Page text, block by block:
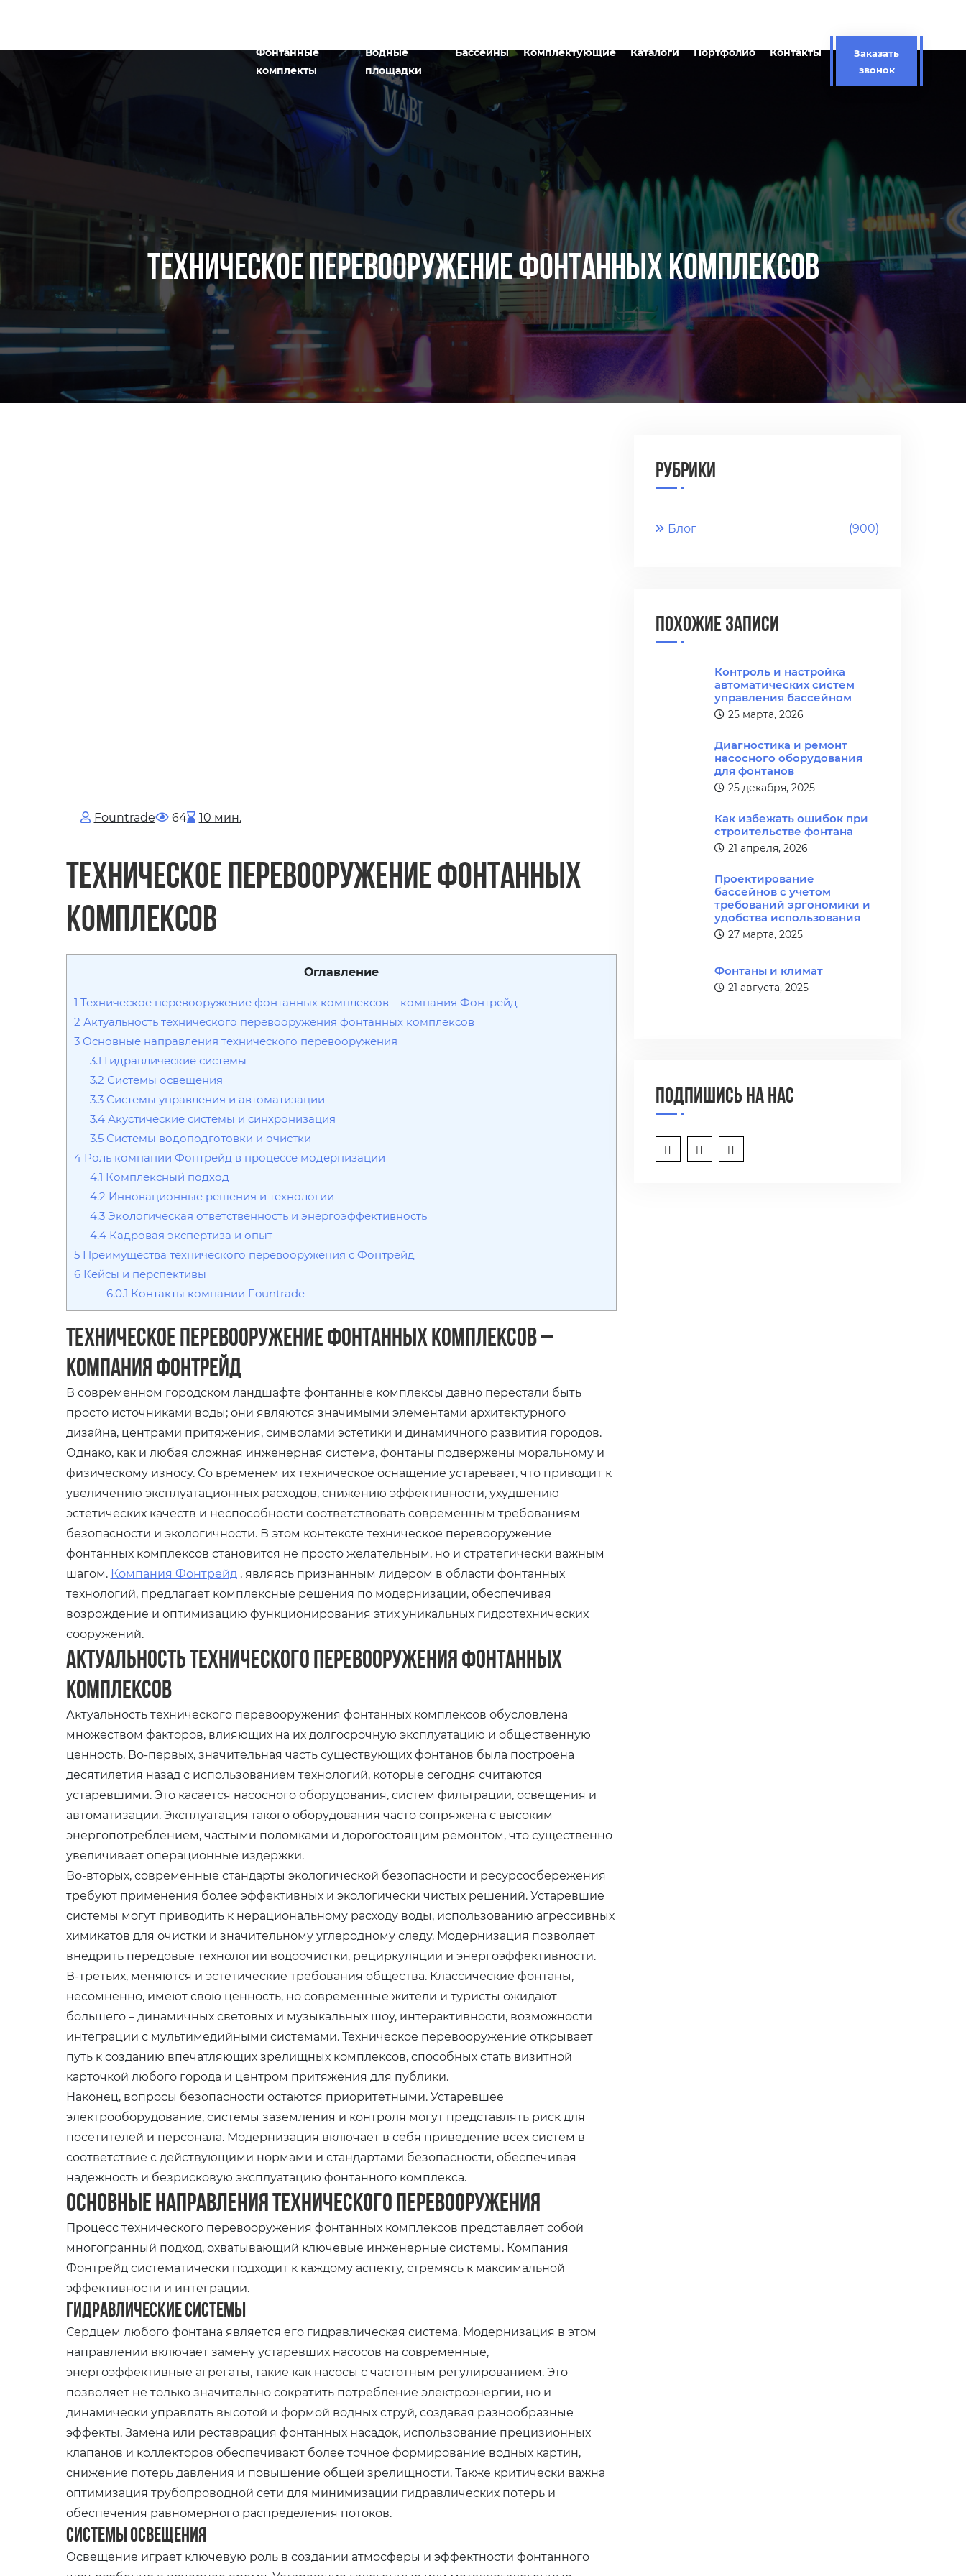
Фонтанные
комплекты
Водные
площадки
Бассейны Комплектующие Каталоги Портфолио Контакты
Заказать
звонок
ТЕХНИЧЕСКОЕ ПЕРЕВООРУЖЕНИЕ ФОНТАННЫХ КОМПЛЕКСОВ
Fоuntrade 64 10 мин.
Техническое перевооружение фонтанных
комплексов
Оглавление
1 Техническое перевооружение фонтанных комплексов – компания Фонтрейд
2 Актуальность технического перевооружения фонтанных комплексов
3Основные направления технического перевооружения
3.1 Гидравлические системы
3.2 Системы освещения
3.3 Системы управления и автоматизации
3.4 Акустические системы и синхронизация
3.5 Системы водоподготовки и очистки
4Роль компании Фонтрейд в процессе модернизации
4.1 Комплексный подход
4.2 Инновационные решения и технологии
4.3 Экологическая ответственность и энергоэффективность
4.4 Кадровая экспертиза и опыт
5Преимущества технического перевооружения с Фонтрейд
6Кейсы и перспективы
6.0.1 Контакты компании Fountrade
Техническое перевооружение фонтанных комплексов –
компания Фонтрейд
В современном городском ландшафте фонтанные комплексы давно перестали быть
просто источниками воды; они являются значимыми элементами архитектурного
дизайна, центрами притяжения, символами эстетики и динамичного развития городов.
Однако, как и любая сложная инженерная система, фонтаны подвержены моральному и
физическому износу. Со временем их техническое оснащение устаревает, что приводит к
увеличению эксплуатационных расходов, снижению эффективности, ухудшению
эстетических качеств и неспособности соответствовать современным требованиям
безопасности и экологичности. В этом контексте техническое перевооружение
фонтанных комплексов становится не просто желательным, но и стратегически важным
шагом. Компания Фонтрейд , являясь признанным лидером в области фонтанных
технологий, предлагает комплексные решения по модернизации, обеспечивая
возрождение и оптимизацию функционирования этих уникальных гидротехнических
сооружений.
Актуальность технического перевооружения фонтанных
комплексов
Актуальность технического перевооружения фонтанных комплексов обусловлена
множеством факторов, влияющих на их долгосрочную эксплуатацию и общественную
ценность. Во-первых, значительная часть существующих фонтанов была построена
десятилетия назад с использованием технологий, которые сегодня считаются
устаревшими. Это касается насосного оборудования, систем фильтрации, освещения и
автоматизации. Эксплуатация такого оборудования часто сопряжена с высоким
энергопотреблением, частыми поломками и дорогостоящим ремонтом, что существенно
увеличивает операционные издержки.
Во-вторых, современные стандарты экологической безопасности и ресурсосбережения
требуют применения более эффективных и экологически чистых решений. Устаревшие
системы могут приводить к нерациональному расходу воды, использованию агрессивных
химикатов для очистки и значительному углеродному следу. Модернизация позволяет
внедрить передовые технологии водоочистки, рециркуляции и энергоэффективности.
В-третьих, меняются и эстетические требования общества. Классические фонтаны,
несомненно, имеют свою ценность, но современные жители и туристы ожидают
большего – динамичных световых и музыкальных шоу, интерактивности, возможности
интеграции с мультимедийными системами. Техническое перевооружение открывает
путь к созданию впечатляющих зрелищных комплексов, способных стать визитной
карточкой любого города и центром притяжения для публики.
Наконец, вопросы безопасности остаются приоритетными. Устаревшее
электрооборудование, системы заземления и контроля могут представлять риск для
посетителей и персонала. Модернизация включает в себя приведение всех систем в
соответствие с действующими нормами и стандартами безопасности, обеспечивая
надежность и безрисковую эксплуатацию фонтанного комплекса.
Основные направления технического перевооружения
Процесс технического перевооружения фонтанных комплексов представляет собой
многогранный подход, охватывающий ключевые инженерные системы. Компания
Фонтрейд систематически подходит к каждому аспекту, стремясь к максимальной
эффективности и интеграции.
Гидравлические системы
Сердцем любого фонтана является его гидравлическая система. Модернизация в этом
направлении включает замену устаревших насосов на современные,
энергоэффективные агрегаты, такие как насосы с частотным регулированием. Это
позволяет не только значительно сократить потребление электроэнергии, но и
динамически управлять высотой и формой водных струй, создавая разнообразные
эффекты. Замена или реставрация фонтанных насадок, использование прецизионных
клапанов и коллекторов обеспечивают более точное формирование водных картин,
снижение потерь давления и повышение общей зрелищности. Также критически важна
оптимизация трубопроводной сети для минимизации гидравлических потерь и
обеспечения равномерного распределения потоков.
Системы освещения
Освещение играет ключевую роль в создании атмосферы и эффектности фонтанного
Рубрики
Блог (900)
Похожие записи
Контроль и настройка
автоматических систем
управления бассейном
25 марта, 2026
Диагностика и ремонт
насосного оборудования
для фонтанов
25 декабря, 2025
Как избежать ошибок при
строительстве фонтана
21 апреля, 2026
Проектирование
бассейнов с учетом
требований эргономики и
удобства использования
27 марта, 2025
Фонтаны и климат
21 августа, 2025
Подпишись на нас